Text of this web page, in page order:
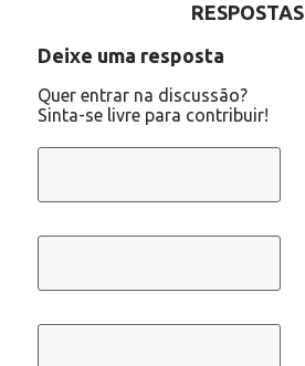
RESPOSTAS
Deixe uma resposta
Quer entrar na discussão?
Sinta-se livre para contribuir!